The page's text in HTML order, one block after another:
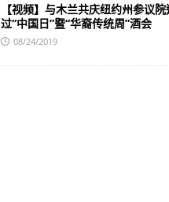
【视频】与木兰共庆纽约州参议院
过“中国日”暨“华裔传统周”酒会
08/24/2019